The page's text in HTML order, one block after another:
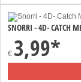
SNORRI - 4D- CATCH
€ 3,99*